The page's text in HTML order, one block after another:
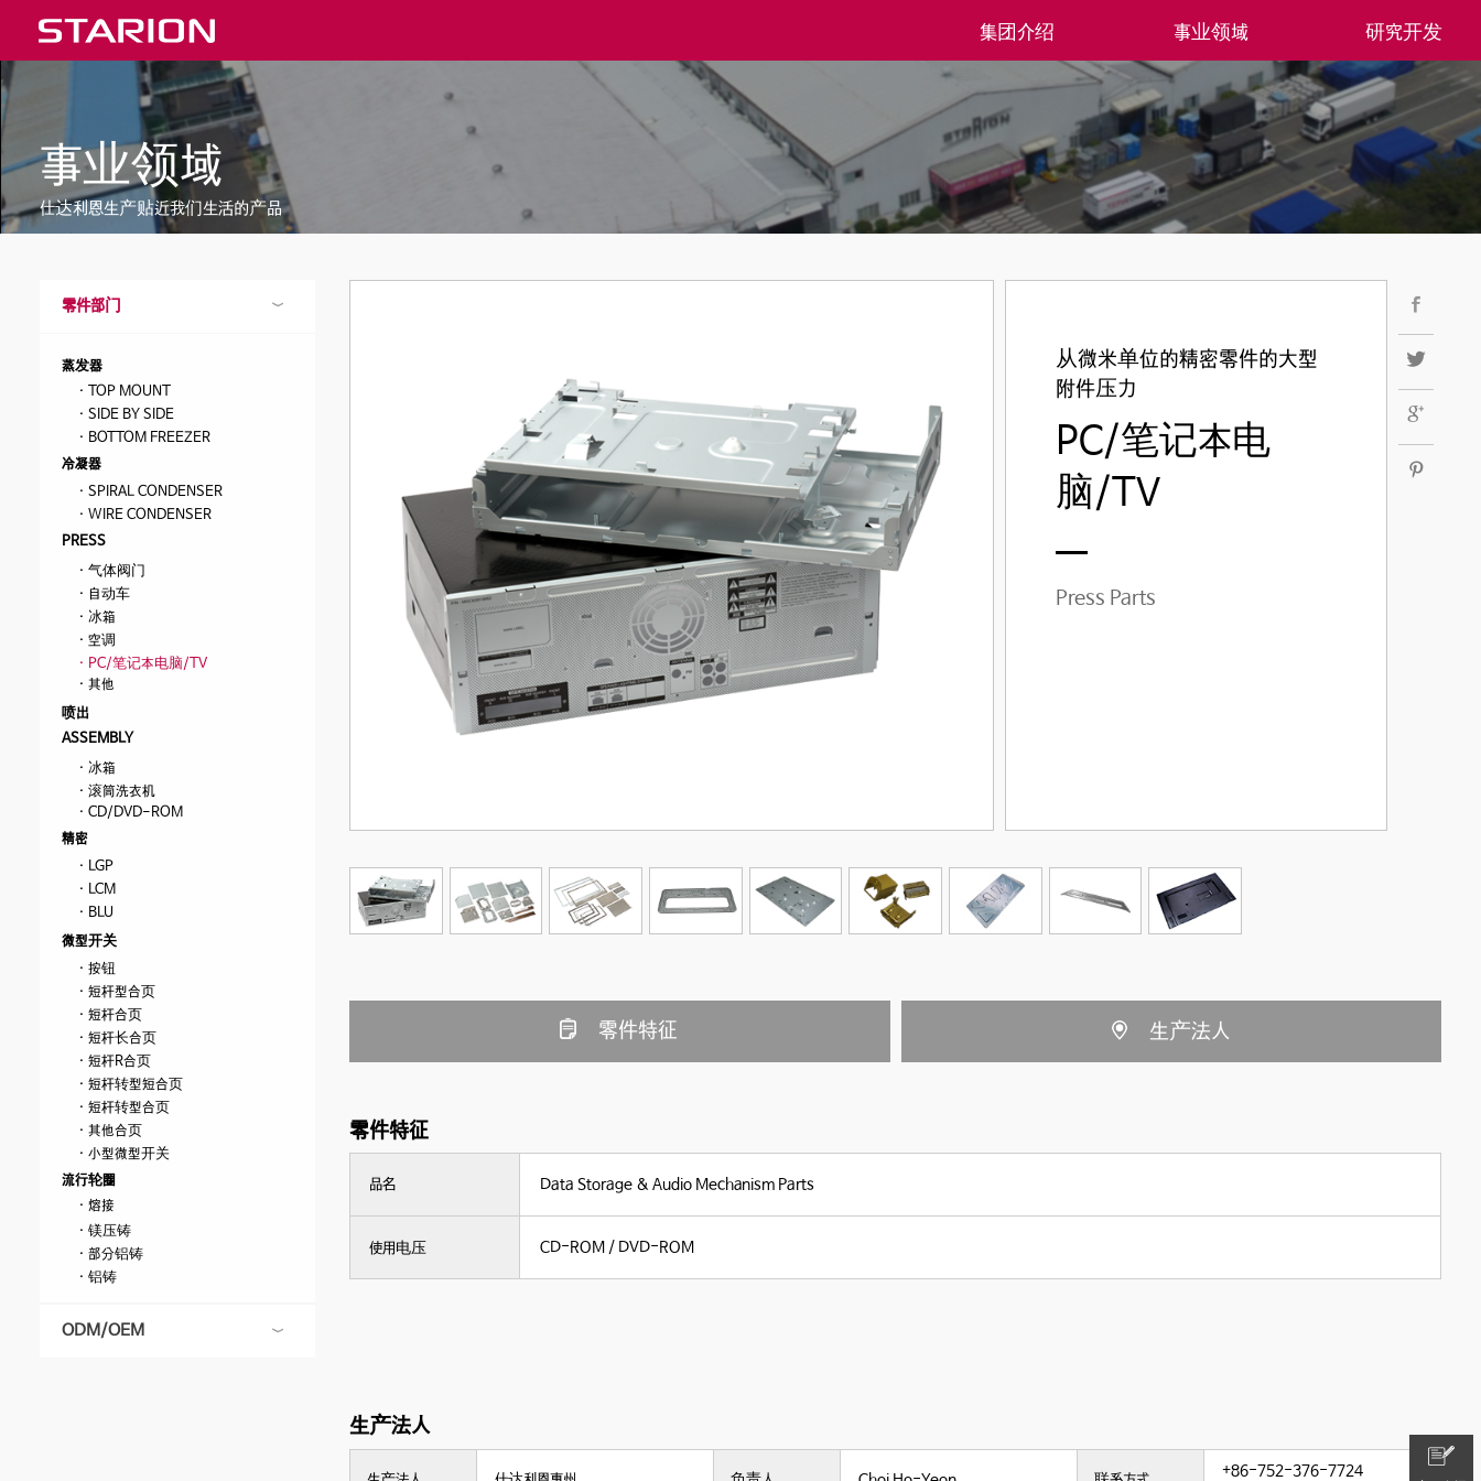
集团介绍 事业领域 研究开发
事业领域
仕达利恩生产贴近我们生活的产品
零件部门
蒸发器
· TOP MOUNT
· SIDE BY SIDE
· BOTTOM FREEZER
冷凝器
· SPIRAL CONDENSER
· WIRE CONDENSER
PRESS
· 气体阀门
· 自动车
· 冰箱
· 空调
· PC/笔记本电脑/TV
· 其他
喷出
ASSEMBLY
· 冰箱
· 滚筒洗衣机
· CD/DVD-ROM
精密
· LGP
· LCM
· BLU
微型开关
· 按钮
· 短杆型合页
· 短杆合页
· 短杆长合页
· 短杆R合页
· 短杆转型短合页
· 短杆转型合页
· 其他合页
· 小型微型开关
流行轮圈
· 熔接
· 镁压铸
· 部分铝铸
· 铝铸
ODM/OEM
从微米单位的精密零件的大型
附件压力
PC/笔记本电
脑/TV
Press Parts
零件特征 生产法人
零件特征
品名 Data Storage & Audio Mechanism Parts
使用电压 CD-ROM / DVD-ROM
生产法人
+86-752-376-7724